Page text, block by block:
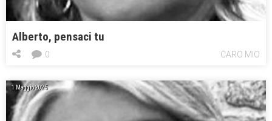
Alberto, pensaci tu
CARO MIO
0
1 Maggio 2025